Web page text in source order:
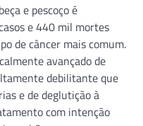
e pescoço é
e 440 mil mortes
de câncer mais comum.
avançado de
debilitante que
e de deglutição à
com intenção